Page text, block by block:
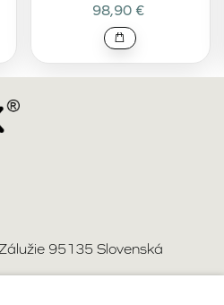
98,90 €
95135 Slovenská